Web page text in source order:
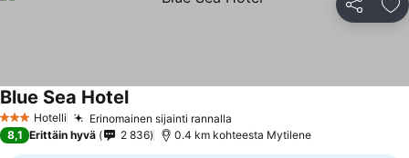
Jaa
3 Tähtiluokitus
Hotelli Erinomainen sijainti rannalla
Blue Sea HotelKatso hinnat
8,1 Erittäin hyvä 2 836 0.4 km kohteesta Mytilene